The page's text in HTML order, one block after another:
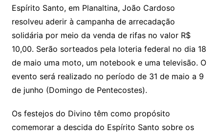
Espírito Santo, em Planaltina, João Cardoso
resolveu aderir à campanha de arrecadação
solidária por meio da venda de rifas no valor R$
10,00. Serão sorteados pela loteria federal no dia 18
de maio uma moto, um notebook e uma televisão. O
evento será realizado no período de 31 de maio a 9
de junho (Domingo de Pentecostes).
Os festejos do Divino têm como propósito
comemorar a descida do Espírito Santo sobre os